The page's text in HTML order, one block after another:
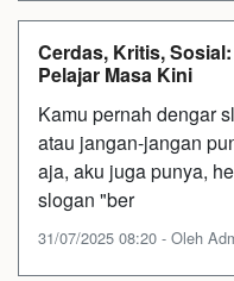
Cerdas, Kritis,
Pelajar Masa Kini
Kamu pernah dengar
atau jangan-jangan
aja, aku juga punya,
slogan "ber
31/07/2025 08:20 - Oleh